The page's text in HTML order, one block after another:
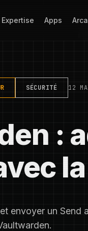
Expertise Apps
SÉCURITÉ 12
:
envoyer un Send